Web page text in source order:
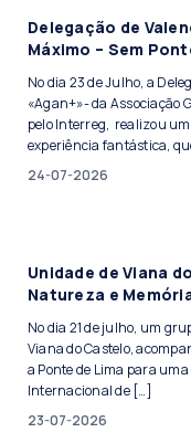
Delegação de
Máximo – Sem
No dia 23 de Julho, a
«Agan+»- da Associação
pelo Interreg, realizou um
experiência fantástica,
24-07-2026
Unidade de Viana
Natureza e
No dia 21 de julho, um
Viana do Castelo,
a Ponte de Lima para
Internacional de […]
23-07-2026